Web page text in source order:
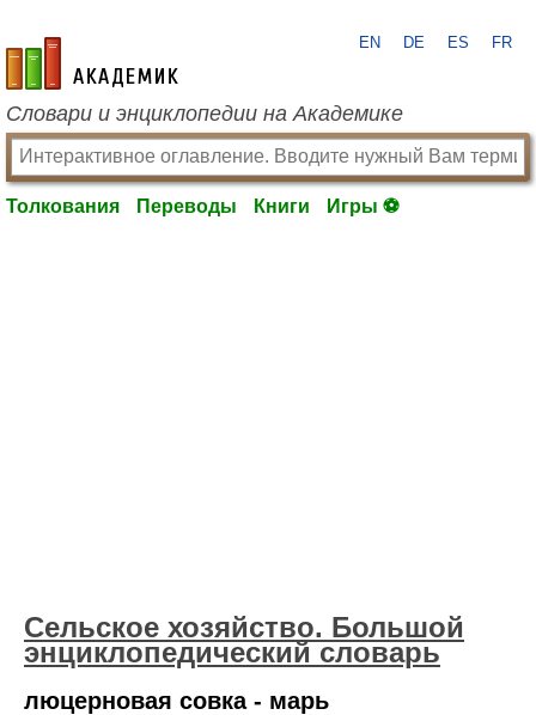
academic.ru
EN DE ES FR
Словари и энциклопедии на Академике
Толкования Переводы Книги Игры ⚽
Сельское хозяйство. Большой
энциклопедический словарь
люцерновая совка - марь